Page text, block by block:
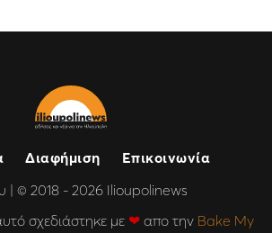
Διαφήμιση
Επικοινωνία
| © 2018 - 2026 Ilioupolinews
σχεδιάστηκε με ❤ απο την Bake My